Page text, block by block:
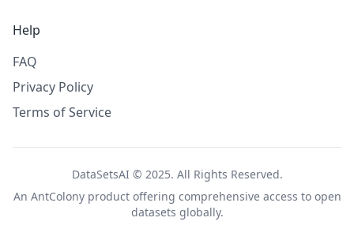
Help
FAQ
Privacy Policy
Terms of Service
DataSetsAI © 2025. All Rights Reserved.
An AntColonyproduct offering comprehensive access to open
datasets globally.